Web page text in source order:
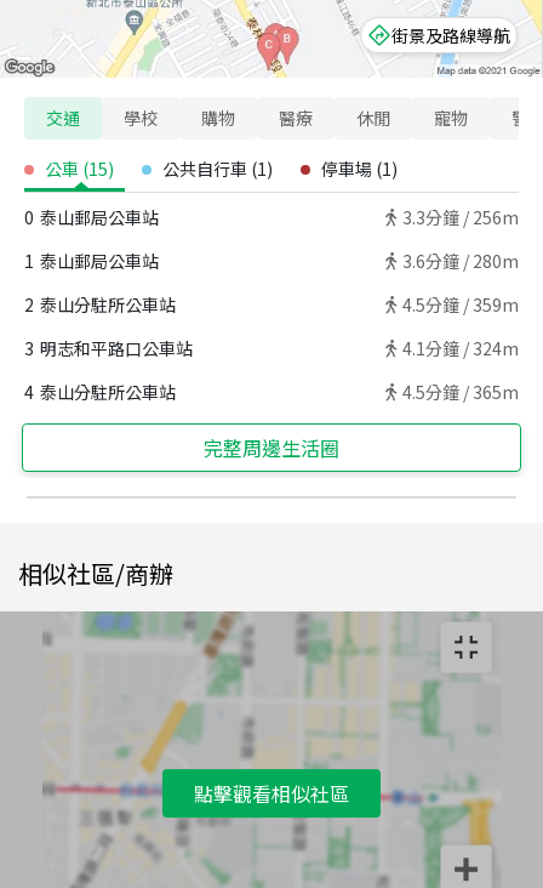
街景及路線導航
交通 學校 購物 醫療 休閒 寵物 警
公車 (15) 公共自行車 (1) 停車場 (1)
0 泰山郵局公車站 3.3分鐘 / 256m
1 泰山郵局公車站 3.6分鐘 / 280m
2 泰山分駐所公車站 4.5分鐘 / 359m
3 明志和平路口公車站 4.1分鐘 / 324m
4 泰山分駐所公車站 4.5分鐘 / 365m
完整周邊生活圈
相似社區/商辦
點擊觀看相似社區